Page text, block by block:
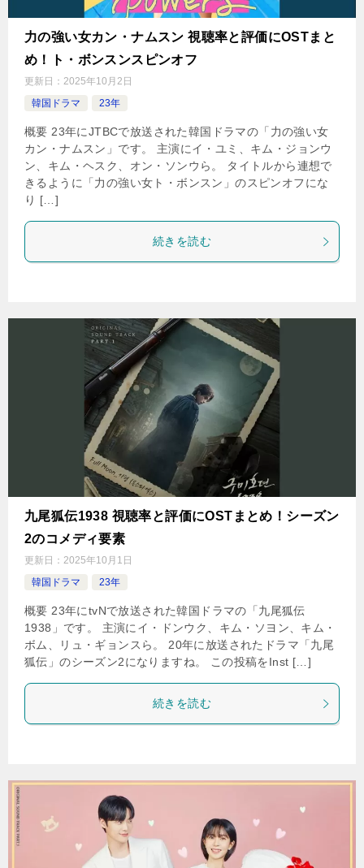
力の強い女カン・ナムスン 視聴率と評価にOSTまと
め！ト・ボンスンスピンオフ
更新日： 2025年10月2日
韓国ドラマ
23年
概要 23年にJTBCで放送された韓国ドラマの「力の強い女
カン・ナムスン」です。 主演にイ・ユミ、キム・ジョンウ
ン、キム・ヘスク、オン・ソンウら。 タイトルから連想で
きるように「力の強い女ト・ボンスン」のスピンオフにな
り […]
続きを読む
九尾狐伝1938 視聴率と評価にOSTまとめ！シーズン
2のコメディ要素
更新日： 2025年10月1日
韓国ドラマ
23年
概要 23年にtvNで放送された韓国ドラマの「九尾狐伝
1938」です。 主演にイ・ドンウク、キム・ソヨン、キム・
ボム、リュ・ギョンスら。 20年に放送されたドラマ「九尾
狐伝」のシーズン2になりますね。 この投稿をInst […]
続きを読む